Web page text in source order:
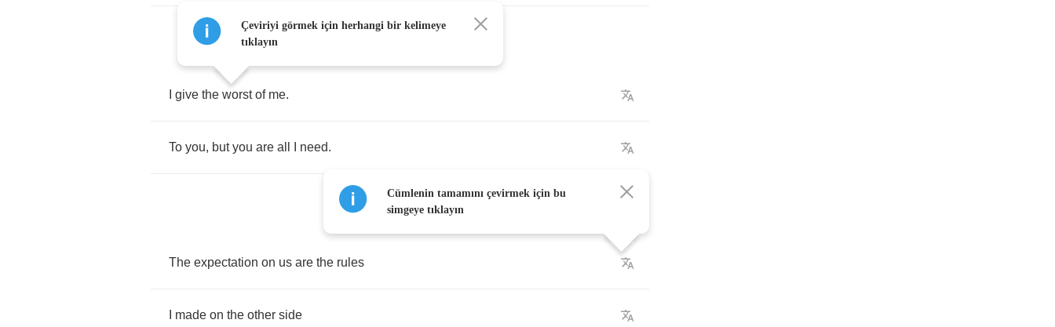
give the worst of me.
To you, but you are all need.
The expectation on us are the rules
made on the other side
Çeviriyi görmek için herhangi bir kelimeye
tıklayın
Cümlenin tamamını çevirmek için bu
simgeye tıklayın